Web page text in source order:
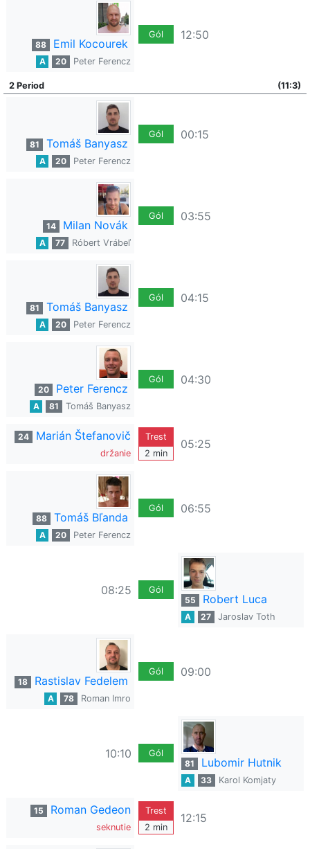
88 Emil Kocourek
A 20 Peter Ferencz
Gól 12:50
2 Period (11:3)
81 Tomáš Banyasz
A 20 Peter Ferencz
Gól 00:15
14 Milan Novák
A 77 Róbert Vrábeľ
Gól 03:55
81 Tomáš Banyasz
A 20 Peter Ferencz
Gól 04:15
20 Peter Ferencz
A 81 Tomáš Banyasz
Gól 04:30
24 Marián Štefanovič
držanie
Trest
2 min
05:25
88 Tomáš Bľanda
A 20 Peter Ferencz
Gól 06:55
08:25
Gól
55
Robert Luca
A 27 Jaroslav Toth
18 Rastislav Fedelem
A 78 Roman Imro
Gól 09:00
10:10
Gól
81
Lubomir Hutnik
A 33 Karol Komjaty
15 Roman Gedeon
seknutie
Trest
2 min
12:15